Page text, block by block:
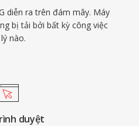
diễn ra trên đám mây. Máy
bị tải bởi bất kỳ công việc
nào.
duyệt